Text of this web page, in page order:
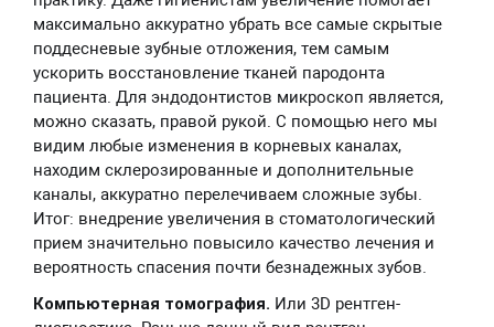
максимально аккуратно убрать все самые скрытые
поддесневые зубные отложения, тем самым
ускорить восстановление тканей пародонта
пациента. Для эндодонтистов микроскоп является,
можно сказать, правой рукой. С помощью него мы
видим любые изменения в корневых каналах,
находим склерозированные и дополнительные
каналы, аккуратно перелечиваем сложные зубы.
Итог: внедрение увеличения в стоматологический
прием значительно повысило качество лечения и
вероятность спасения почти безнадежных зубов.
Компьютерная томография. Или 3D рентген-